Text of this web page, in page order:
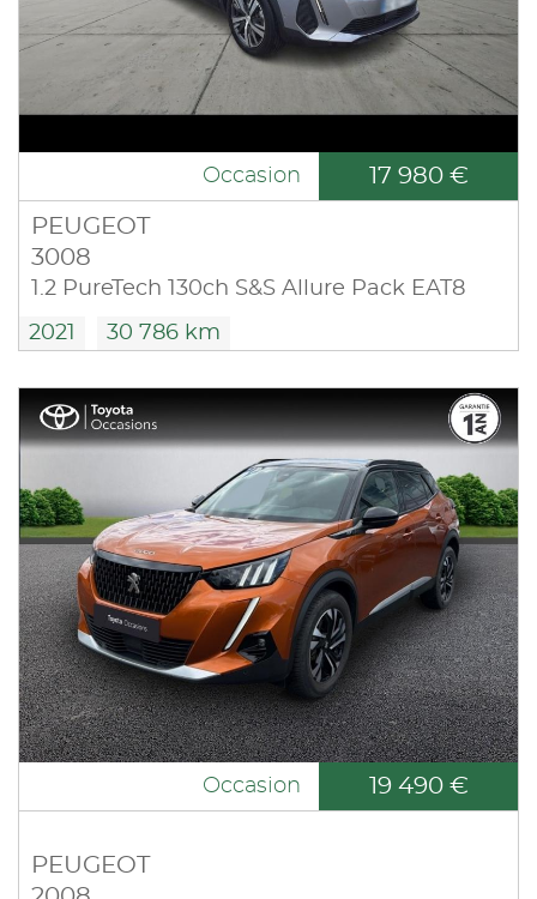
Occasion 17 980 €
PEUGEOT
3008
1.2 PureTech 130ch S&S Allure Pack EAT8
2021 30 786 km
Occasion 19 490 €
PEUGEOT